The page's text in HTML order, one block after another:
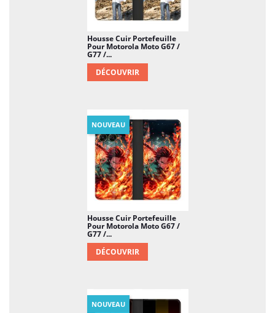
Housse Cuir Portefeuille
Pour Motorola Moto G67 /
G77 /...
DÉCOUVRIR
Housse Cuir Portefeuille
Pour Motorola Moto G67 /
G77 /...
DÉCOUVRIR
NOUVEAU
NOUVEAU